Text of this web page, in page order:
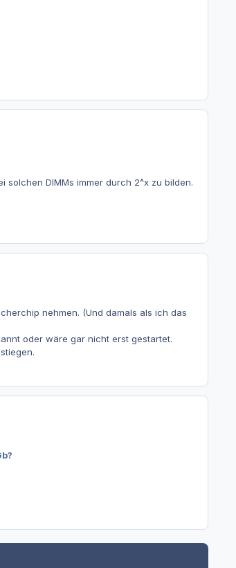
solchen DIMMs immer durch 2^x zu bilden.
nehmen. (Und damals als ich das
oder wäre gar nicht erst gestartet.